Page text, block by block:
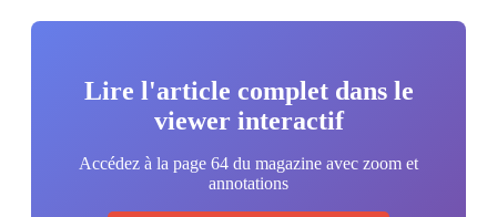
Lire l'article complet dans le
viewer interactif
Accédez à la page 64 du magazine avec zoom et
annotations